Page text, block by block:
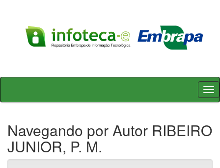
Skip
Navegando por Autor RIBEIRO
JUNIOR, P. M.